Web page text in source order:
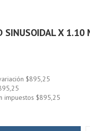
SINUSOIDAL X 1.10
$895,25
impuestos $895,25